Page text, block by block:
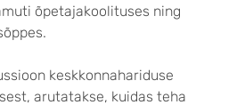
õpetajakoolituses ning
keskkonnahariduse
arutatakse, kuidas teha